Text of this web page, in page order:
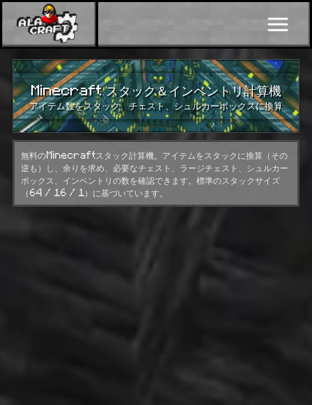
Minecraft スタック＆インベントリ計算機
アイテム数をスタック、チェスト、シュルカーボックスに換算
無料のMinecraftスタック計算機。アイテムをスタックに換算（その
逆も）し、余りを求め、必要なチェスト、ラージチェスト、シュルカー
ボックス、インベントリの数を確認できます。標準のスタックサイズ
（64 / 16 / 1）に基づいています。